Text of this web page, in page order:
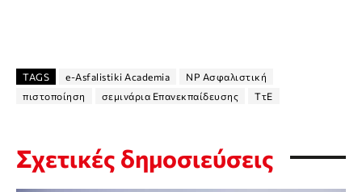
TAGS e-Asfalistiki Academia
NP Ασφαλιστική
πιστοποίηση
σεμινάρια Επανεκπαίδευσης ΤτΕ
Σχετικές δημοσιεύσεις